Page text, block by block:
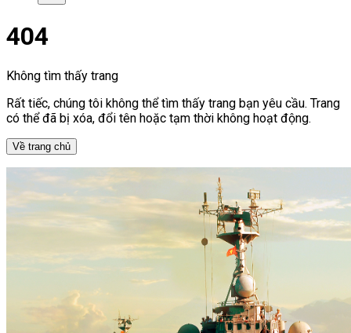
404
Không tìm thấy trang
Rất tiếc, chúng tôi không thể tìm thấy trang bạn yêu cầu. Trang
có thể đã bị xóa, đổi tên hoặc tạm thời không hoạt động.
Về trang chủ